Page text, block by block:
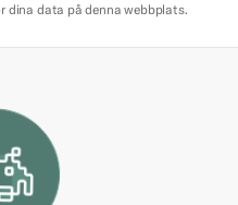
dina data på denna webbplats.